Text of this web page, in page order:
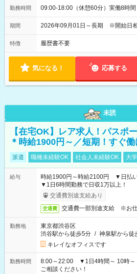
勤務時間 09:00-18:00（休憩60分）実働8時間
期間 2026年09月01日～長期 ※開始日
特徴 履歴書不要
気になる！ 応募する
未読
【在宅OK】レア求人！パスポ
＊時給1900円～／短期！すぐ働
派遣 職種未経験OK 社会人未経験OK 大
給与
時給1900円～時給2100円 ▼日払
▼1日6時間勤務で日収1万以上！
交通費別途支給あり
交通費 交通費一部別途支給 ※お仕
勤務地
東京都渋谷区
渋谷駅から徒歩5分 / 神泉駅から徒
キレイなオフィスです
勤務時間
8:00～22:00 ▼1日4時間～ 10時～
ご相談ください！